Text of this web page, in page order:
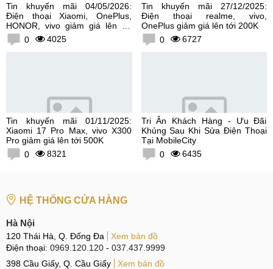
Tin khuyến mãi 04/05/2026:
Điện thoại Xiaomi, OnePlus,
HONOR, vivo giảm giá lên tới
300K0 4025
Tin khuyến mãi 27/12/2025:
Điện thoại realme, vivo,
OnePlus giảm giá lên tới 200K
0
6727
Tin khuyến mãi 01/11/2025:
Xiaomi 17 Pro Max, vivo X300
Pro giảm giá lên tới 500K
0
8321
Tri Ân Khách Hàng - Ưu Đãi
Khủng Sau Khi Sửa Điện Thoại
Tại MobileCity
0
6435
HỆ THỐNG CỬA HÀNG
Hà Nội
120 Thái Hà, Q. Đống Đa
Xem bản đồ
Điện thoại: 0969.120.120 - 037.437.9999
398 Cầu Giấy, Q. Cầu Giấy
Xem bản đồ